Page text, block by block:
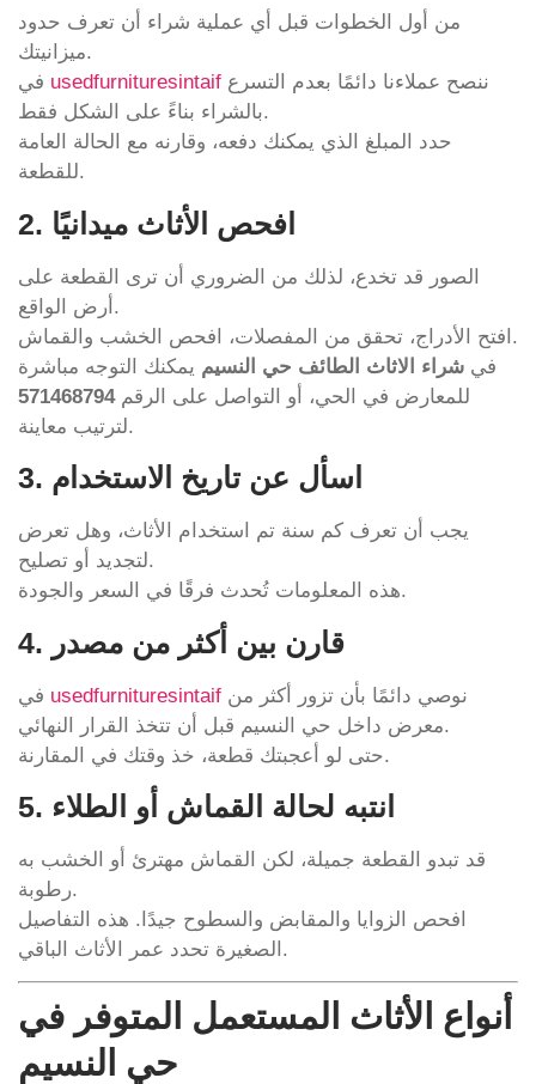
من أول الخطوات قبل أي عملية شراء أن تعرف حدود
ميزانيتك.
usedfurnituresintaif
بالشراء بناءً على الشكل فقط.
حدد المبلغ الذي يمكنك دفعه، وقارنه مع الحالة العامة
للقطعة.
2. افحص الأثاث ميدانيًا
الصور قد تخدع، لذلك من الضروري أن ترى القطعة على
أرض الواقع.
افتح الأدراج، تحقق من المفصلات، افحص الخشب والقماش.
في شراء الاثاث الطائف حي النسيم يمكنك التوجه مباشرة
للمعارض في الحي، أو التواصل على الرقم571468794
لترتيب معاينة.
3. اسأل عن تاريخ الاستخدام
يجب أن تعرف كم سنة تم استخدام الأثاث، وهل تعرض
لتجديد أو تصليح.
هذه المعلومات تُحدث فرقًا في السعر والجودة.
4. قارن بين أكثر من مصدر
usedfurnituresintaif
معرض داخل حي النسيم قبل أن تتخذ القرار النهائي.
حتى لو أعجبتك قطعة، خذ وقتك في المقارنة.
5. انتبه لحالة القماش أو الطلاء
قد تبدو القطعة جميلة، لكن القماش مهترئ أو الخشب به
رطوبة.
افحص الزوايا والمقابض والسطوح جيدًا. هذه التفاصيل
الصغيرة تحدد عمر الأثاث الباقي.
أنواع الأثاث المستعمل المتوفر في
حي النسيم